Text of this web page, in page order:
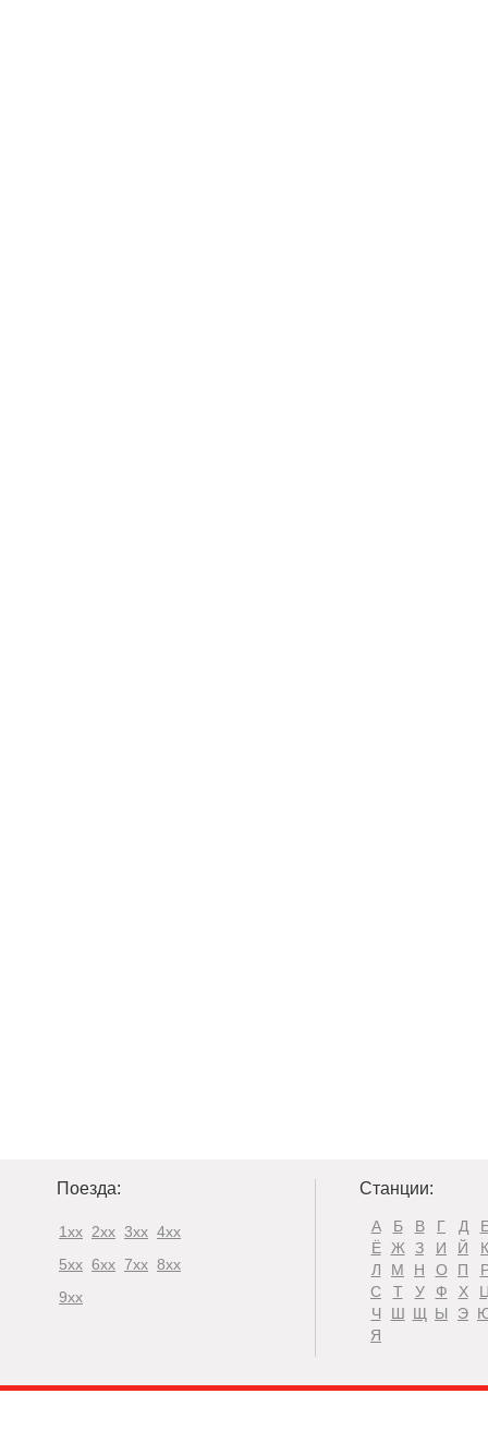
Поезда:
1xx 2xx 3xx 4xx
5xx 6xx 7xx 8xx
9xx
Станции:
А Б В Г Д
Ё
Ж З И Й
К
Л
М Н О П
С
Т У Ф Х
Ч
Ш Щ Ы Э
Я